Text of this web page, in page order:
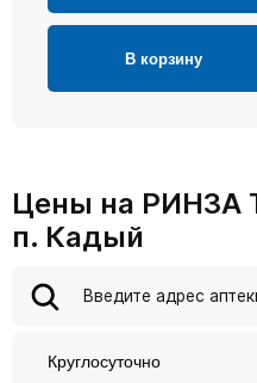
В корзину
Цены на РИНЗА
п. Кадый
Круглосуточно